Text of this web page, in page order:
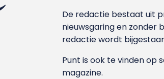
De redactie bestaat uit
nieuwsgaring en zonder
redactie wordt
Punt is ook te vinden op
magazine.